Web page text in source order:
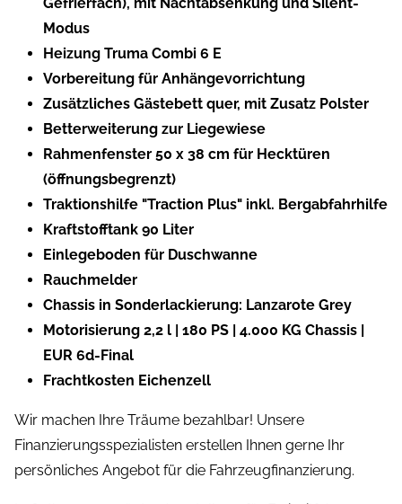
Gefrierfach), mit Nachtabsenkung und Silent-
Modus
Heizung Truma Combi 6 E
Vorbereitung für Anhängevorrichtung
Zusätzliches Gästebett quer, mit Zusatz Polster
Betterweiterung zur Liegewiese
Rahmenfenster 50 x 38 cm für Hecktüren
(öffnungsbegrenzt)
Traktionshilfe "Traction Plus" inkl. Bergabfahrhilfe
Kraftstofftank 90 Liter
Einlegeboden für Duschwanne
Rauchmelder
Chassis in Sonderlackierung: Lanzarote Grey
Motorisierung 2,2 l | 180 PS | 4.000 KG Chassis |
EUR 6d-Final
Frachtkosten Eichenzell
Wir machen Ihre Träume bezahlbar! Unsere
Finanzierungsspezialisten erstellen Ihnen gerne Ihr
persönliches Angebot für die Fahrzeugfinanzierung.